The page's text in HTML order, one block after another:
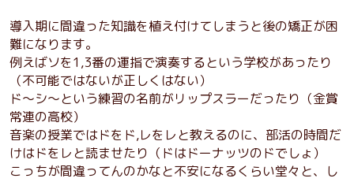
導入期に間違った知識を植え付けてしまうと後の矯正が困
難になります。
例えばソを1,3番の運指で演奏するという学校があったり
（不可能ではないが正しくはない）
ド～シ～という練習の名前がリップスラーだったり（金賞
常連の高校）
音楽の授業ではドをド,レをレと教えるのに、部活の時間だ
けはドをレと読ませたり（ドはドーナッツのドでしょ）
こっちが間違ってんのかなと不安になるくらい堂々と、し